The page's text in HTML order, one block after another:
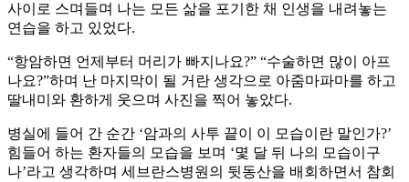
사이로 스며들며 나는 모든 삶을 포기한 채 인생을 내려놓는
연습을 하고 있었다.
“항암하면 언제부터 머리가 빠지나요?” “수술하면 많이 아프
나요?”하며 난 마지막이 될 거란 생각으로 아줌마파마를 하고
딸내미와 환하게 웃으며 사진을 찍어 놓았다.
병실에 들어 간 순간 ‘암과의 사투 끝이 이 모습이란 말인가?’
힘들어 하는 환자들의 모습을 보며 ‘몇 달 뒤 나의 모습이구
나’라고 생각하며 세브란스병원의 뒷동산을 배회하면서 참회